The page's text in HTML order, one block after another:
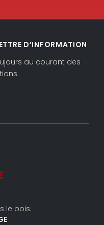
D’INFORMATION
au courant des
le bois.
n
k
c
e